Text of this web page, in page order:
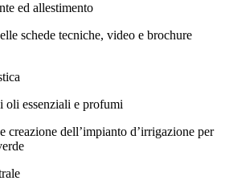
ed allestimento
schede tecniche, video e brochure
oli essenziali e profumi
creazione dell’impianto d’irrigazione per